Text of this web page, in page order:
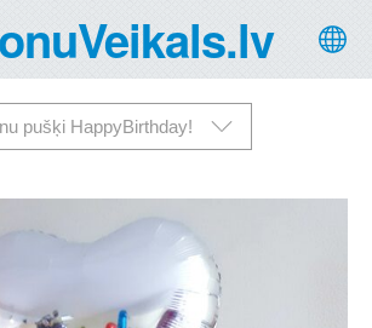
pušķi HappyBirthday!